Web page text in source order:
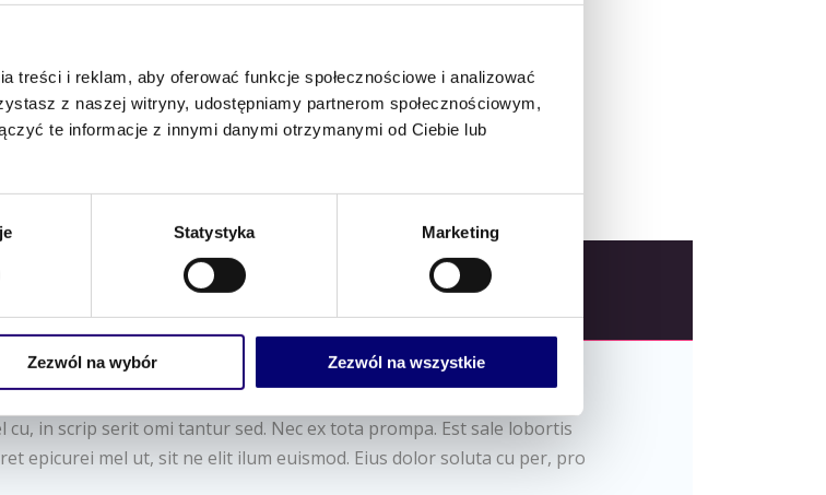
treści i reklam, aby oferować funkcje społecznościowe i analizować
z naszej witryny, udostępniamy partnerom społecznościowym,
te informacje z innymi danymi otrzymanymi od Ciebie lub
Statystyka Marketing
Zezwól na wybór Zezwól na wszystkie
OPINIE (1)
in sed dicat nemore scripta. Et nam everti civibus accusam.
in scrip serit omi tantur sed. Nec ex tota prompa. Est sale lobortis
epicurei mel ut, sit ne elit ilum euismod. Eius dolor soluta cu per, pro